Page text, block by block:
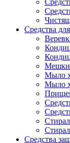
Средства
Мешки
Мыло
Мыло
Средства